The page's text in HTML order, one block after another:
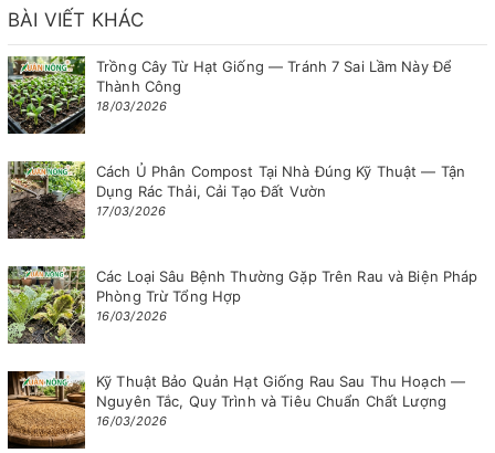
BÀI VIẾT KHÁC
Trồng Cây Từ Hạt Giống — Tránh 7 Sai Lầm Này Để
Thành Công
18/03/2026
Cách Ủ Phân Compost Tại Nhà Đúng Kỹ Thuật — Tận
Dụng Rác Thải, Cải Tạo Đất Vườn
17/03/2026
Các Loại Sâu Bệnh Thường Gặp Trên Rau và Biện Pháp
Phòng Trừ Tổng Hợp
16/03/2026
Kỹ Thuật Bảo Quản Hạt Giống Rau Sau Thu Hoạch —
Nguyên Tắc, Quy Trình và Tiêu Chuẩn Chất Lượng
16/03/2026